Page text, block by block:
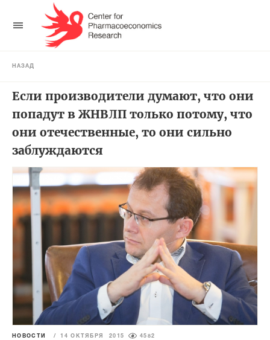
НАЗАД
Если производители думают, что они
попадут в ЖНВЛП только потому, что
они отечественные, то они сильно
заблуждаются
НОВОСТИ / 14 ОКТЯБРЯ 2015 4582